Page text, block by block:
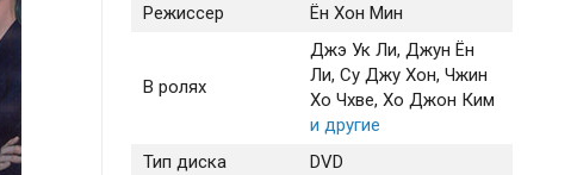
Режиссер Ён Хон Мин
В ролях
Джэ Ук Ли, Джун Ён
Ли, Су Джу Хон, Чжин
Хо Чхве, Хо Джон Ким
и другие
Тип диска
DVD